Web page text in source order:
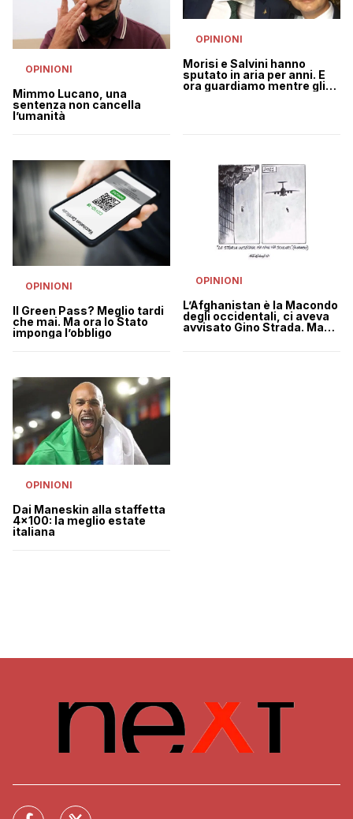
OPINIONI
Mimmo Lucano, una
sentenza non cancella
l’umanità
OPINIONI
Morisi e Salvini hanno
sputato in aria per anni. E
ora guardiamo mentre gli
OPINIONI
Il Green Pass? Meglio tardi
che mai. Ma ora lo Stato
imponga l’obbligo
OPINIONI
L’Afghanistan è la Macondo
degli occidentali, ci aveva
avvisato Gino Strada. Ma
OPINIONI
Dai Maneskin alla staffetta
4×100: la meglio estate
italiana